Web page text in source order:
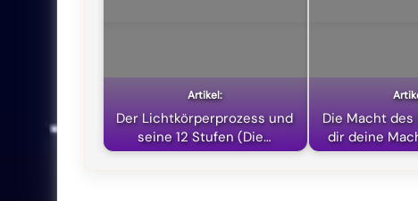
Der Lichtkörperprozess und
seine 12 Stufen (Die…
Die Macht des
dir deine